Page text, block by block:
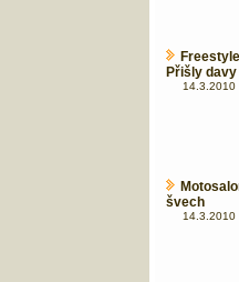
Přišly
14.3.2010
švech
14.3.2010